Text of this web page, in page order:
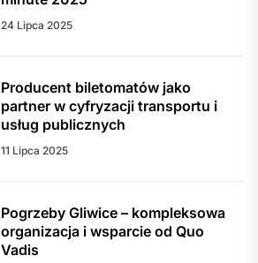
24 Lipca 2025
Producent biletomatów jako
partner w cyfryzacji transportu i
usług publicznych
11 Lipca 2025
Pogrzeby Gliwice – kompleksowa
organizacja i wsparcie od Quo
Vadis